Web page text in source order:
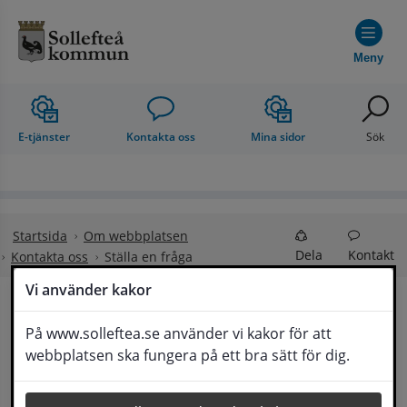
Vi använder kakor
På www.solleftea.se använder vi kakor för att
webbplatsen ska fungera på ett bra sätt för dig.
Meny
E-tjänster Kontakta oss Mina sidor Sök
Startsida
Om webbplatsen
Kontakta oss
Ställa en fråga Dela Kontakt
Ställa en fråga
Om din fråga är omfattande kan det bli aktuellt